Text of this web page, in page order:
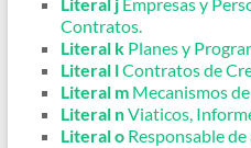
Contratos.
Literal k Planes y
Literal lContratos de
Literal m Mecanismos
Literal nViaticos,
Literal o Responsable